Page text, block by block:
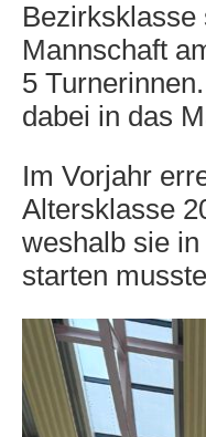
Bezirksklasse
Mannschaft
5
dabei in das
Im Vorjahr
Altersklasse
weshalb sie
starten